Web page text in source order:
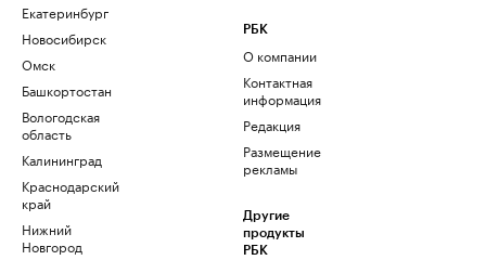
Екатеринбург
Новосибирск
Омск
Башкортостан
Вологодская
область
Калининград
Краснодарский
край
Нижний
Новгород
РБК
О компании
Контактная
информация
Редакция
Размещение
рекламы
Другие
продукты
РБК